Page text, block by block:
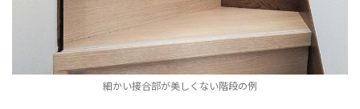
細かい接合部が美しくない階段の例